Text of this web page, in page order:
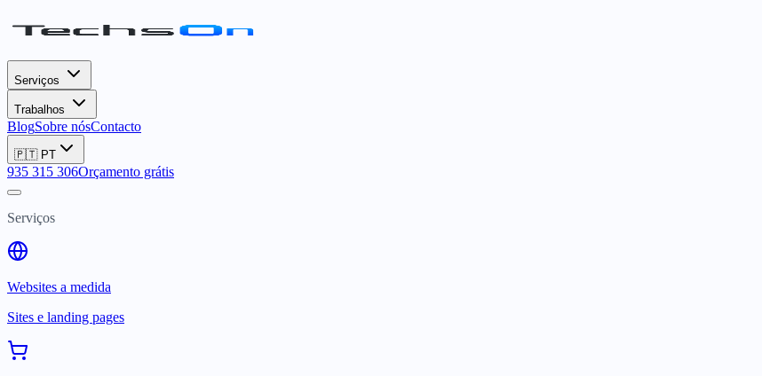
Serviços
Trabalhos
BlogSobre nósContacto
🇵🇹 PT
935 315 306Orçamento grátis
Serviços
Websites a medida
Sites e landing pages